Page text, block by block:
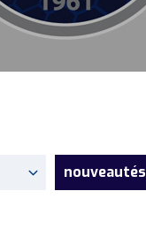
nouveautés